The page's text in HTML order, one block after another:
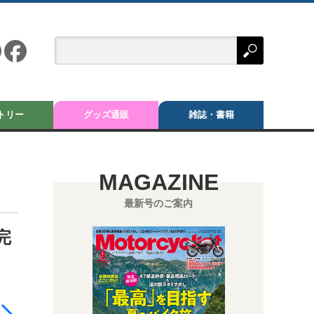
リー グッズ通販 雑誌・書籍
MAGAZINE
最新号のご案内